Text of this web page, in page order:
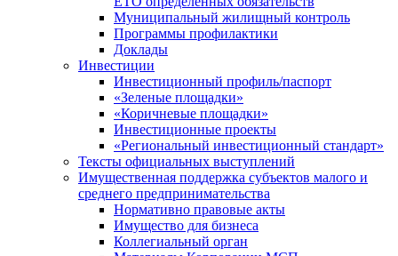
Муниципальный жилищный контроль
Программы профилактики
Доклады
Инвестиции
Инвестиционный профиль/паспорт
«Зеленые площадки»
«Коричневые площадки»
Инвестиционные проекты
«Региональный инвестиционный стандарт»
Тексты официальных выступлений
Имущественная поддержка субъектов малого и
среднего предпринимательства
Нормативно правовые акты
Имущество для бизнеса
Коллегиальный орган